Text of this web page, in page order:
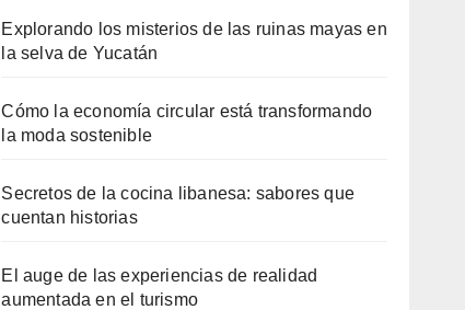
Explorando los misterios de las ruinas mayas en
la selva de Yucatán
Cómo la economía circular está transformando
la moda sostenible
Secretos de la cocina libanesa: sabores que
cuentan historias
El auge de las experiencias de realidad
aumentada en el turismo